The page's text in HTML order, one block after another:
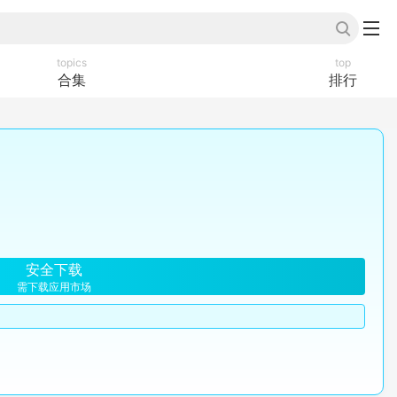
topics
合集
top
排行
安全下载
需下载应用市场